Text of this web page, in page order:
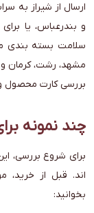
ارسال از شیراز به
و بندرعباس، یا
سلامت بسته بندی
مشهد، رشت، کرمان
بررسی کارت محصول و
چند نمونه
برای شروع بررسی،
اند. قبل از
بخوانید: